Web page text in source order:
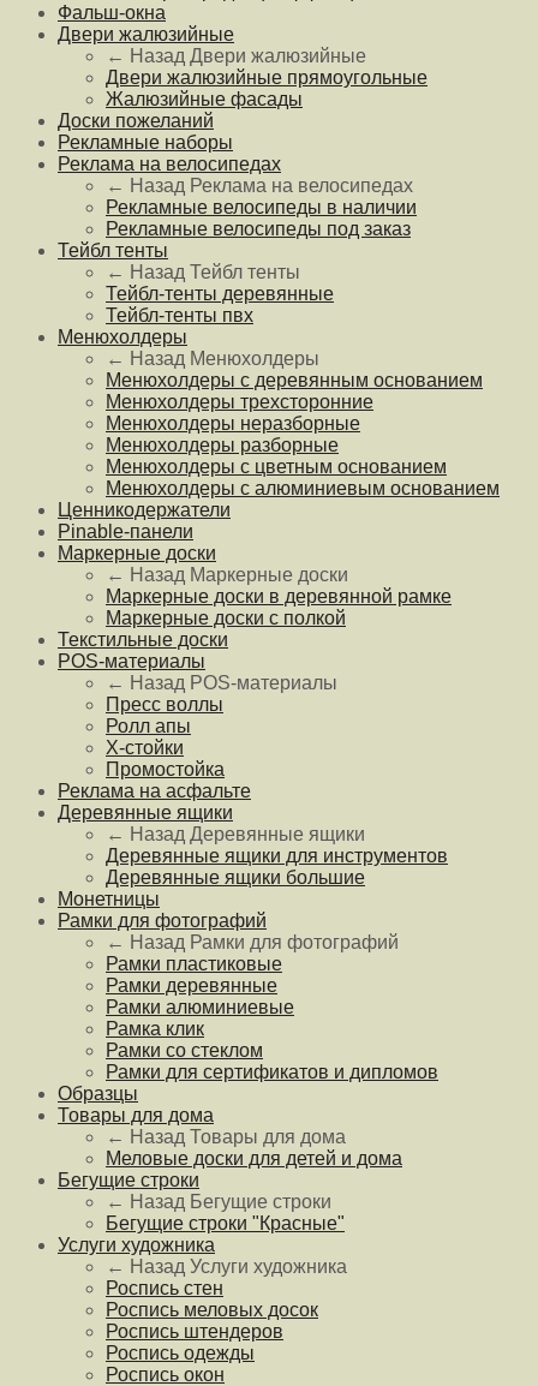
Фальш-окна
Двери жалюзийные
← Назад Двери жалюзийные
Двери жалюзийные прямоугольные
Жалюзийные фасады
Доски пожеланий
Рекламные наборы
Реклама на велосипедах
← Назад Реклама на велосипедах
Рекламные велосипеды в наличии
Рекламные велосипеды под заказ
Тейбл тенты
← Назад Тейбл тенты
Тейбл-тенты деревянные
Тейбл-тенты пвх
Менюхолдеры
← Назад Менюхолдеры
Менюхолдеры с деревянным основанием
Менюхолдеры трехсторонние
Менюхолдеры неразборные
Менюхолдеры разборные
Менюхолдеры с цветным основанием
Менюхолдеры с алюминиевым основанием
Ценникодержатели
Pinable-панели
Маркерные доски
← Назад Маркерные доски
Маркерные доски в деревянной рамке
Маркерные доски с полкой
Текстильные доски
POS-материалы
← Назад POS-материалы
Пресс воллы
Ролл апы
Х-стойки
Промостойка
Реклама на асфальте
Деревянные ящики
← Назад Деревянные ящики
Деревянные ящики для инструментов
Деревянные ящики большие
Монетницы
Рамки для фотографий
← Назад Рамки для фотографий
Рамки пластиковые
Рамки деревянные
Рамки алюминиевые
Рамка клик
Рамки со стеклом
Рамки для сертификатов и дипломов
Образцы
Товары для дома
← Назад Товары для дома
Меловые доски для детей и дома
Бегущие строки
← Назад Бегущие строки
Бегущие строки "Красные"
Услуги художника
← Назад Услуги художника
Роспись стен
Роспись меловых досок
Роспись штендеров
Роспись одежды
Роспись окон